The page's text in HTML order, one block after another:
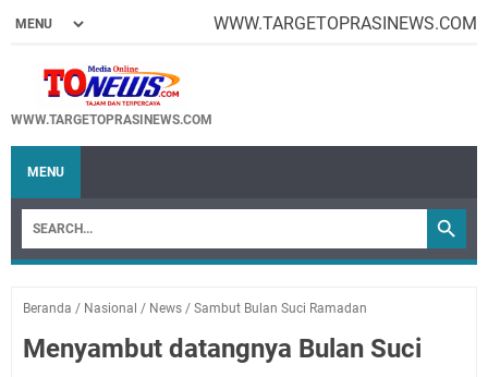
WWW.TARGETOPRASINEWS.COM
WWW.TARGETOPRASINEWS.COM
MENU
Beranda / Nasional / News / Sambut Bulan Suci Ramadan
Menyambut datangnya Bulan Suci